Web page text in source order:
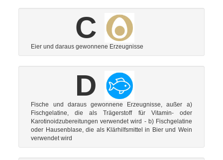
C
Eier und daraus gewonnene Erzeugnisse
D
Fische und daraus gewonnene Erzeugnisse, außer a)
Fischgelatine, die als Trägerstoff für Vitamin- oder
Karotinoidzubereitungen verwendet wird - b) Fischgelatine
oder Hausenblase, die als Klärhilfsmittel in Bier und Wein
verwendet wird